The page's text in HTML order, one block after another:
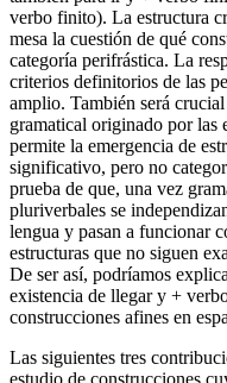
verbo finito). La estructura
mesa la cuestión de qué
categoría perifrástica. La
criterios definitorios de las
amplio. También será
gramatical originado por las
permite la emergencia de
significativo, pero no
prueba de que, una vez
pluriverbales se
lengua y pasan a funcionar
estructuras que no siguen
De ser así, podríamos
existencia de llegar y +
construcciones afines en
Las siguientes tres